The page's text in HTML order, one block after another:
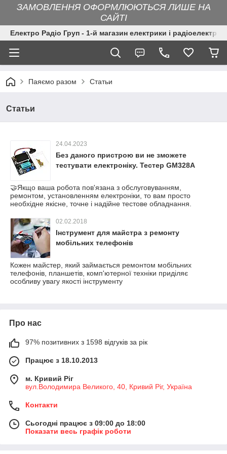
ЗАМОВЛЕННЯ ОФОРМЛЮЮТЬСЯ ЛИШЕ НА
САЙТІ
Електро Радіо Груп - 1-й магазин електрики і
Паяємо разом Статьи
Статьи
24.04.2023
Без даного пристрою ви не зможете
тестувати електроніку. Тестер GM328A
🤝Якщо ваша робота пов'язана з обслуговуванням,
ремонтом, установленням електроніки, то вам просто
необхідне якісне, точне і надійне тестове обладнання.
02.02.2018
Інструмент для майстра з ремонту
мобільних телефонів
Кожен майстер, який займається ремонтом мобільних
телефонів, планшетів, комп'ютерної техніки приділяє
особливу увагу якості інструменту
Про нас
97% позитивних з 1598 відгуків за рік
Працює з 18.10.2013
м. Кривий Ріг
вул.Володимира Великого, 40, Кривий Ріг, Україна
Контакти
Сьогодні працює з 09:00 до 18:00
Показати весь графік роботи